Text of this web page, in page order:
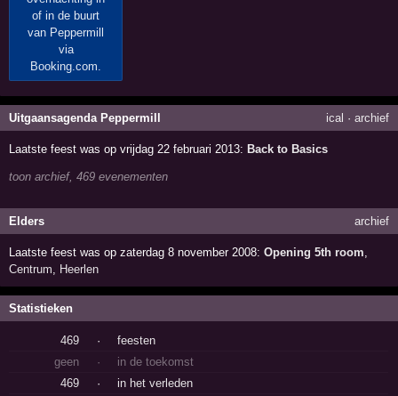
Uitgaansagenda Peppermill ical · archief
Laatste feest was op vrijdag 22 februari 2013:Back to Basics
toon archief, 469 evenementen
Elders archief
Laatste feest was op zaterdag 8 november 2008:Opening 5th room
Centrum
Heerlen
Statistieken
469 ·
feesten
geen
·
in de toekomst
469
·
in het verleden